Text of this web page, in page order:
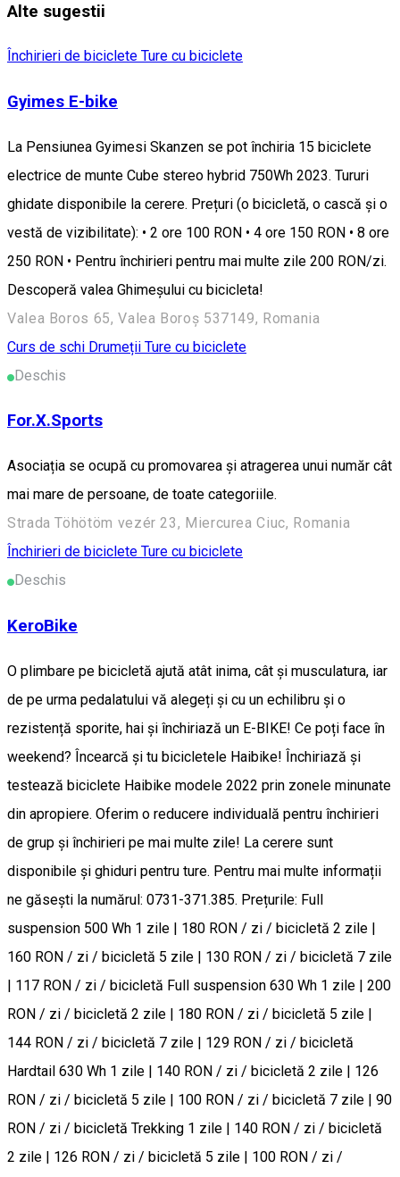
Alte sugestii
Închirieri de biciclete Ture cu biciclete
Gyimes E-bike
La Pensiunea Gyimesi Skanzen se pot închiria 15 biciclete
electrice de munte Cube stereo hybrid 750Wh 2023. Tururi
ghidate disponibile la cerere. Prețuri (o bicicletă, o cască și o
vestă de vizibilitate): • 2 ore 100 RON • 4 ore 150 RON • 8 ore
250 RON • Pentru închirieri pentru mai multe zile 200 RON/zi.
Descoperă valea Ghimeșului cu bicicleta!
Valea Boros 65, Valea Boroș 537149, Romania
Curs de schi Drumeții Ture cu biciclete
Deschis
For.X.Sports
Asociația se ocupă cu promovarea și atragerea unui număr cât
mai mare de persoane, de toate categoriile.
Strada Töhötöm vezér 23, Miercurea Ciuc, Romania
Închirieri de biciclete Ture cu biciclete
Deschis
KeroBike
O plimbare pe bicicletă ajută atât inima, cât și musculatura, iar
de pe urma pedalatului vă alegeți și cu un echilibru și o
rezistență sporite, hai și închiriază un E-BIKE! Ce poți face în
weekend? Încearcă și tu bicicletele Haibike! Închiriază și
testează biciclete Haibike modele 2022 prin zonele minunate
din apropiere. Oferim o reducere individuală pentru închirieri
de grup și închirieri pe mai multe zile! La cerere sunt
disponibile și ghiduri pentru ture. Pentru mai multe informații
ne găsești la numărul: 0731-371.385. Prețurile: Full
suspension 500 Wh 1 zile | 180 RON / zi / bicicletă 2 zile |
160 RON / zi / bicicletă 5 zile | 130 RON / zi / bicicletă 7 zile
| 117 RON / zi / bicicletă Full suspension 630 Wh 1 zile | 200
RON / zi / bicicletă 2 zile | 180 RON / zi / bicicletă 5 zile |
144 RON / zi / bicicletă 7 zile | 129 RON / zi / bicicletă
Hardtail 630 Wh 1 zile | 140 RON / zi / bicicletă 2 zile | 126
RON / zi / bicicletă 5 zile | 100 RON / zi / bicicletă 7 zile | 90
RON / zi / bicicletă Trekking 1 zile | 140 RON / zi / bicicletă
2 zile | 126 RON / zi / bicicletă 5 zile | 100 RON / zi /